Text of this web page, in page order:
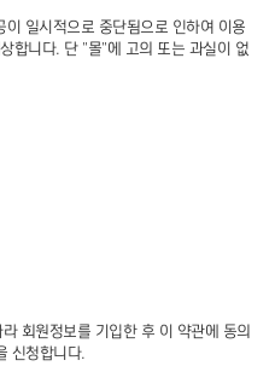
일시적으로 중단됨으로 인하여 이용
합니다. 단 "몰"에 고의 또는 과실이 없
회원정보를 기입한 후 이 약관에 동의
신청합니다.